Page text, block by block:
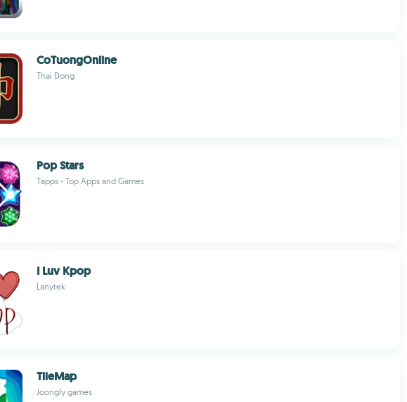
CoTuongOnline
Thai Dong
Pop Stars
Tapps - Top Apps and Games
I Luv Kpop
Lanytek
TileMap
Joongly games